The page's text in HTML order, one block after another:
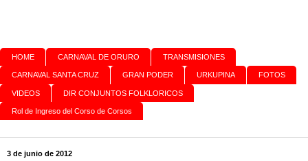
HOME CARNAVAL DE ORURO TRANSMISIONES
CARNAVAL SANTA CRUZ GRAN PODER URKUPINA FOTOS
VIDEOS DIR CONJUNTOS FOLKLORICOS
Rol de Ingreso del Corso de Corsos
3 de junio de 2012